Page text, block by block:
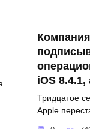
iOS 8.4.1,
Тридцатое
Apple